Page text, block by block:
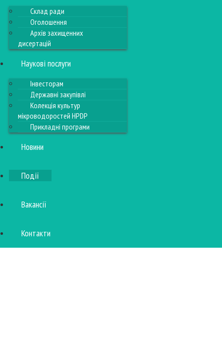
Склад ради
Оголошення
Архів захищенних
дисертацій
Наукові послуги
Інвесторам
Державні закупівлі
Колекція культур
мікроводоростей HPDP
Прикладні програми
Новини
Події
Вакансії
Контакти